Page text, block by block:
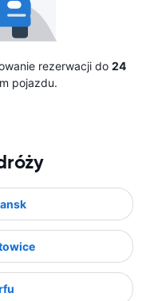
rezerwacji do 24
pojazdu.